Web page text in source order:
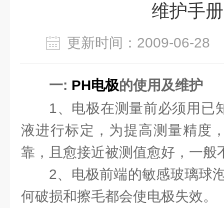
维护手册
更新时间：2009-06-
一: PH电极的使用及维护
1、电极在测量前必须用已
液进行标定，为提高测量精度
靠，且愈接近被测值愈好，一般
2、电极前端的敏感玻璃球
何破损和擦毛都会使电极失效。